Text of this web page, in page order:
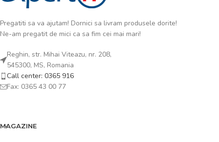
Pregatiti sa va ajutam! Dornici sa livram produsele dorite!
Ne-am pregatit de mici ca sa fim cei mai mari!
Reghin, str. Mihai Viteazu, nr. 208,
545300, MS, Romania
Call center: 0365 916
Fax: 0365 43 00 77
MAGAZINE